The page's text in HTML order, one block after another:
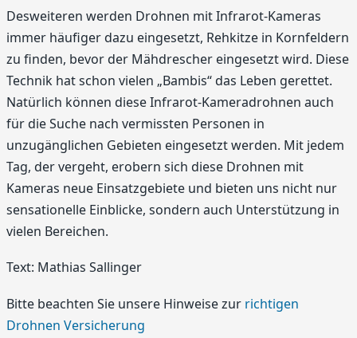
Desweiteren werden Drohnen mit Infrarot-Kameras
immer häufiger dazu eingesetzt, Rehkitze in Kornfeldern
zu finden, bevor der Mähdrescher eingesetzt wird. Diese
Technik hat schon vielen „Bambis“ das Leben gerettet.
Natürlich können diese Infrarot-Kameradrohnen auch
für die Suche nach vermissten Personen in
unzugänglichen Gebieten eingesetzt werden. Mit jedem
Tag, der vergeht, erobern sich diese Drohnen mit
Kameras neue Einsatzgebiete und bieten uns nicht nur
sensationelle Einblicke, sondern auch Unterstützung in
vielen Bereichen.
Text: Mathias Sallinger
Bitte beachten Sie unsere Hinweise zur richtigen
Drohnen Versicherung